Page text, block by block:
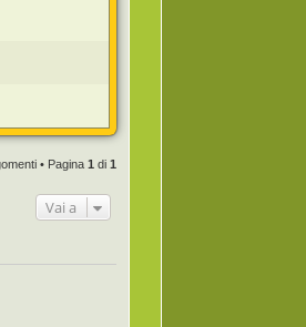
• Pagina 1 di 1
Vai a